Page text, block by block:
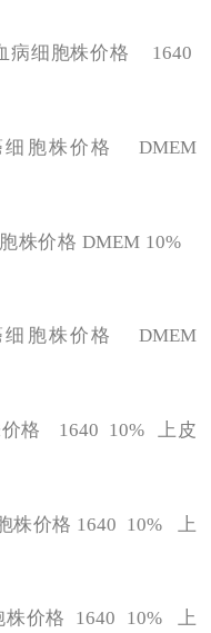
病细胞株价格 1640
细胞株价格 DMEM
株价格 DMEM 10%
细胞株价格 DMEM
价格 1640 10% 上皮
株价格 1640 10% 上
株价格 1640 10% 上